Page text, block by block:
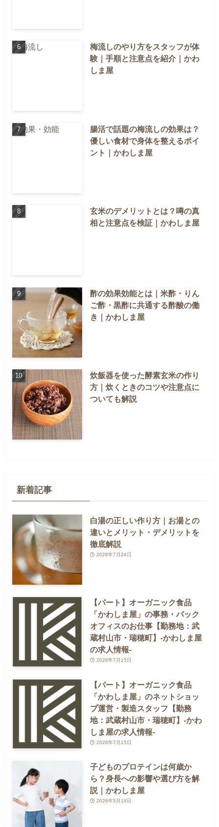
梅流しのやり方をスタッフが体
験｜手順と注意点を紹介｜かわ
しま屋
腸活で話題の梅流しの効果は？
優しい食材で身体を整えるポイ
ント｜かわしま屋
玄米のデメリットとは？噂の真
相と注意点を検証｜かわしま屋
酢の効果効能とは｜米酢・りん
ご酢・黒酢に共通する酢酸の働
き｜かわしま屋
炊飯器を使った酵素玄米の作り
方｜炊くときのコツや注意点に
ついても解説
新着記事
白湯の正しい作り方｜お湯との
違いとメリット・デメリットを
徹底解説
2026年7月24日
【パート】オーガニック食品
「かわしま屋」の事務・バック
オフィスのお仕事【勤務地：武
蔵村山市・瑞穂町】-かわしま屋
の求人情報-
2026年7月15日
【パート】オーガニック食品
「かわしま屋」のネットショッ
プ運営・製造スタッフ【勤務
地：武蔵村山市・瑞穂町】-かわ
しま屋の求人情報-
2026年7月15日
子どものプロテインは何歳か
ら？身長への影響や選び方を解
説｜かわしま屋
2026年5月18日